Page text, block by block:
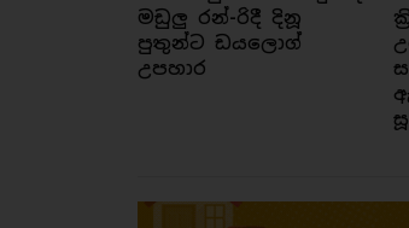
මඩුලු රන්-රිදී දිනූ
පුතුන්ට ඩයලොග්
උපහාර